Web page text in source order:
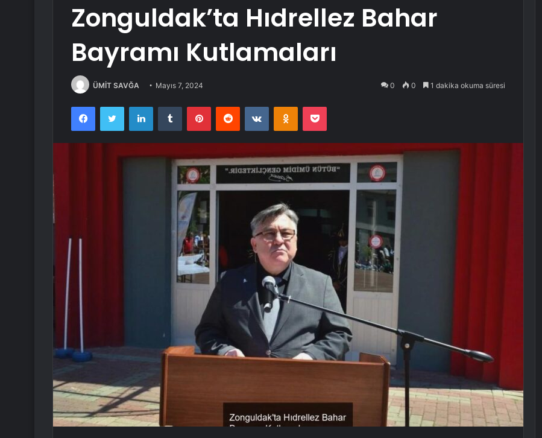
Zonguldak’ta Hıdrellez Bahar
Bayramı Kutlamaları
ÜMİT SAVĞA Mayıs 7, 2024 0 0 1 dakika okuma süresi
FacebookTwitter LinkedInTumblr PinterestReddit VKontakteOdnoklassniki
Pocket